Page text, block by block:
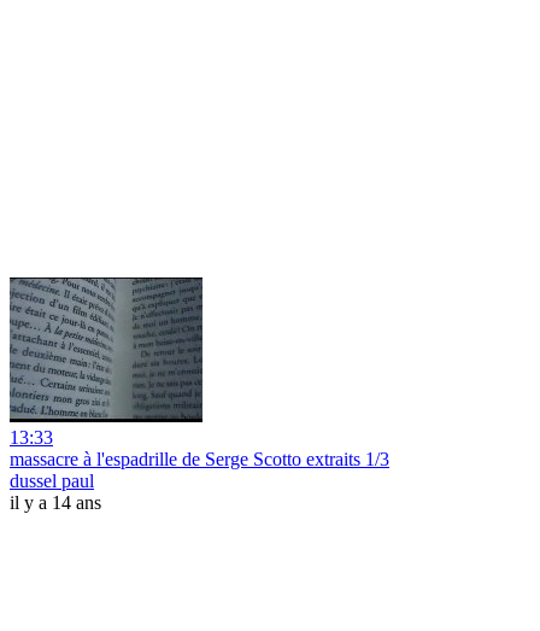
13:33
massacre à l'espadrille de Serge Scotto extraits 1/3
dussel paul
il y a 14 ans